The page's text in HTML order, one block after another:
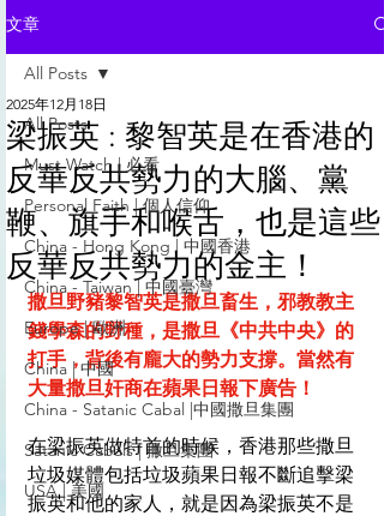
文章
All Posts
Must Watch | 必看
Personal Faith | 個人信仰
China - Hong Kong | 中國香港
China - Taiwan | 中國臺灣
Europe | 歐洲
China | 中國
China - Satanic Cabal |中國撒旦集團
Satanic Cabals | 撒旦集團
USA | 美國
All Posts
梁振英 : 黎智英是在香港的
反華反共勢力的大腦、黨
鞭、旗手和喉舌，也是這些
反華反共勢力的金主！
2025年12月18日
撒旦野豬黎智英是撒旦畜生，邪教教主
錢學森的野種，是撒旦《中共中央》的
打手，背後有龐大的勢力支撐。當然有
大量撒旦奸商在蘋果日報下廣告！
在梁振英做特首的時候，香港那些撒旦
垃圾媒體包括垃圾蘋果日報不斷追擊梁
振英和他的家人，就是因為梁振英不是